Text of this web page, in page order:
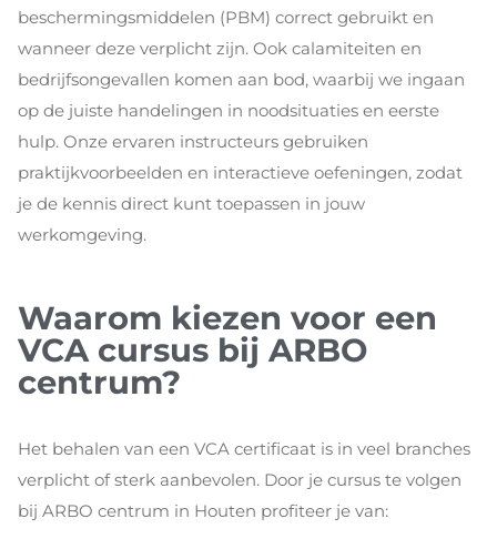
beschermingsmiddelen (PBM) correct gebruikt en
wanneer deze verplicht zijn. Ook calamiteiten en
bedrijfsongevallen komen aan bod, waarbij we ingaan
op de juiste handelingen in noodsituaties en eerste
hulp. Onze ervaren instructeurs gebruiken
praktijkvoorbeelden en interactieve oefeningen, zodat
je de kennis direct kunt toepassen in jouw
werkomgeving.
Waarom kiezen voor een
VCA cursus bij ARBO
centrum?
Het behalen van een VCA certificaat is in veel branches
verplicht of sterk aanbevolen. Door je cursus te volgen
bij ARBO centrum in Houten profiteer je van: